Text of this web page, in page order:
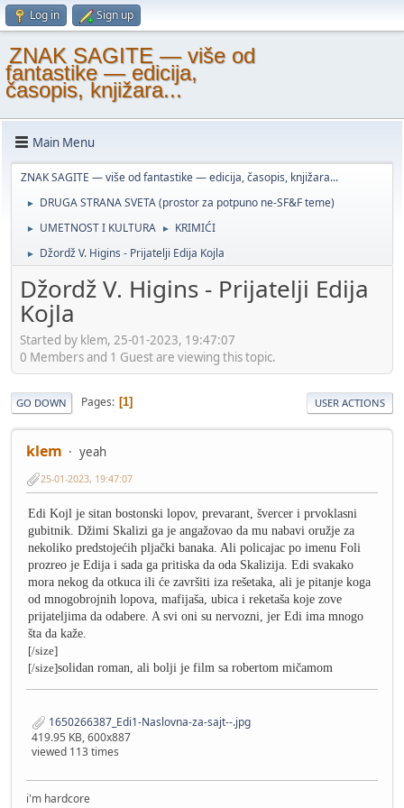
Log in Sign up
ZNAK SAGITE — više od
fantastike — edicija,
časopis, knjižara...
Main Menu
ZNAK SAGITE — više od fantastike — edicija, časopis, knjižara...
► DRUGA STRANA SVETA (prostor za potpuno ne-SF&F teme)
► UMETNOST I KULTURA ► KRIMIĆI
► Džordž V. Higins - Prijatelji Edija Kojla
Džordž V. Higins - Prijatelji Edija
Kojla
Started by klem, 25-01-2023, 19:47:07
0 Members and 1 Guest are viewing this topic.
GO DOWN Pages 1 USER ACTIONS
klem yeah
25-01-2023, 19:47:07
Edi Kojl je sitan bostonski lopov, prevarant, švercer i prvoklasni
gubitnik. Džimi Skalizi ga je angažovao da mu nabavi oružje za
nekoliko predstojećih pljački banaka. Ali policajac po imenu Foli
prozreo je Edija i sada ga pritiska da oda Skalizija. Edi svakako
mora nekog da otkuca ili će završiti iza rešetaka, ali je pitanje koga
od mnogobrojnih lopova, mafijaša, ubica i reketaša koje zove
prijateljima da odabere. A svi oni su nervozni, jer Edi ima mnogo
šta da kaže.
[/size]
[/size]solidan roman, ali bolji je film sa robertom mičamom
1650266387_Edi1-Naslovna-za-sajt--.jpg
419.95 KB, 600x887
viewed 113 times
i'm hardcore